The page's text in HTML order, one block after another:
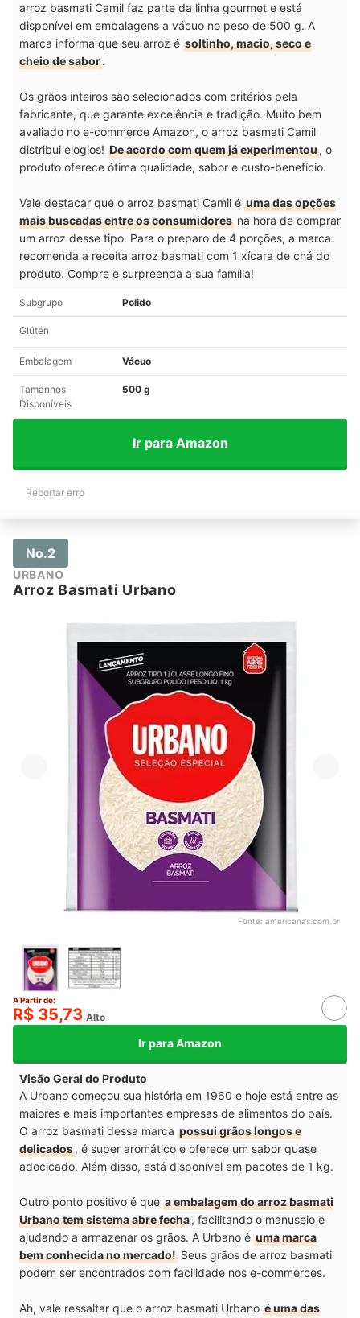
arroz basmati Camil faz parte da linha gourmet e está
disponível em embalagens a vácuo no peso de 500 g. A
marca informa que seu arroz é soltinho, macio, seco e
cheio de sabor.
Os grãos inteiros são selecionados com critérios pela
fabricante, que garante excelência e tradição. Muito bem
avaliado no e-commerce Amazon, o arroz basmati Camil
distribui elogios! De acordo com quem já experimentou, o
produto oferece ótima qualidade, sabor e custo-benefício.
Vale destacar que o arroz basmati Camil é uma das opções
mais buscadas entre os consumidores na hora de comprar
um arroz desse tipo. Para o preparo de 4 porções, a marca
recomenda a receita arroz basmati com 1 xícara de chá do
produto. Compre e surpreenda a sua família!
Subgrupo Polido
Glúten
Embalagem Vácuo
Tamanhos
Disponíveis
500 g
Ir para Amazon
Reportar erro
No.2
URBANO
Arroz Basmati Urbano
Fonte: americanas.com.br
A Partir de:
R$ 35,73 Alto
Ir para Amazon
Visão Geral do Produto
A Urbano começou sua história em 1960 e hoje está entre as
maiores e mais importantes empresas de alimentos do país.
O arroz basmati dessa marca possui grãos longos e
delicados, é super aromático e oferece um sabor quase
adocicado. Além disso, está disponível em pacotes de 1 kg.
Outro ponto positivo é que a embalagem do arroz basmati
Urbano tem sistema abre fecha, facilitando o manuseio e
ajudando a armazenar os grãos. A Urbano é uma marca
bem conhecida no mercado! Seus grãos de arroz basmati
podem ser encontrados com facilidade nos e-commerces.
Ah, vale ressaltar que o arroz basmati Urbano é uma das